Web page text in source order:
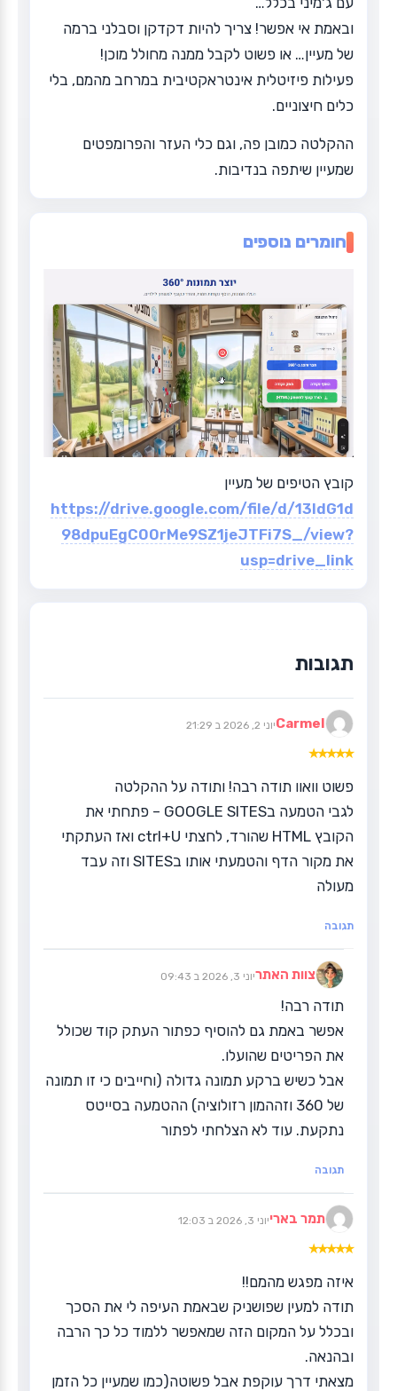
ובאמת אי אפשר! צריך להיות דקדקן וסבלני ברמה
של מעיין… או פשוט לקבל ממנה מחולל מוכן!
פעילות פיזיטלית אינטראקטיבית במרחב מהמם, בלי
כלים חיצוניים.
ההקלטה כמובן פה, וגם כלי העזר והפרומפטים
שמעיין שיתפה בנדיבות.
חומרים נוספים
קובץ הטיפים של מעיין
https://drive.google.com/file/d/13ldG1d
98dpuEgC00rMe9SZ1jeJTFi7S_/view?
usp=drive_link
Carmelיוני 2, 2026 ב 21:29
★
★
★
★
★
פשוט וואוו תודה רבה! ותודה על ההקלטה
לגבי הטמעה בGOOGLE SITES – פתחתי את
הקובץ HTML שהורד, לחצתי ctrl+U ואז העתקתי
את מקור הדף והטמעתי אותו בSITES וזה עבד
מעולה
תגובה
צוות האתריוני 3, 2026 ב 09:43
תודה רבה!
אפשר באמת גם להוסיף כפתור העתק קוד שכולל
את הפריטים שהועלו.
אבל כשיש ברקע תמונה גדולה (וחייבים כי זו תמונה
של 360 וזההמון רזולוציה) ההטמעה בסייטס
נתקעת. עוד לא הצלחתי לפתור
תגובה
תמר בארייוני 3, 2026 ב 12:03
★
★
★
★
★
איזה מפגש מהמם!!
תודה למעין שפושניק שבאמת העיפה לי את הסכך
ובכלל על המקום הזה שמאפשר ללמוד כל כך הרבה
ובהנאה.
מצאתי דרך עוקפת אבל פשוטה(כמו שמעיין כל הזמן